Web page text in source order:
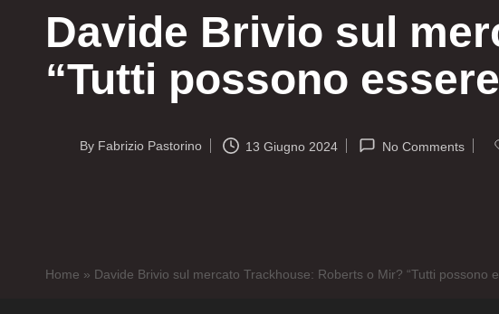
Davide Brivio sul
“Tutti possono
PostedBy Fabrizio Pastorino 13 Giugno 2024 No Comments
Home » Davide Brivio sul mercato Trackhouse: Roberts o Mir? “Tutti possono